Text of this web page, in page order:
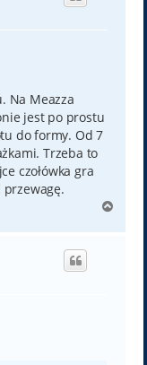
Na Meazza
jest po prostu
do formy. Od 7
Trzeba to
czołówka gra
przewagę.
g